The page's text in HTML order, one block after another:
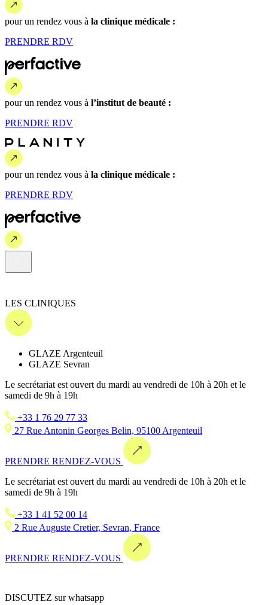
pour un rendez vous à la clinique médicale :
PRENDRE RDV
pour un rendez vous à l’institut de beauté :
PRENDRE RDV
pour un rendez vous à la clinique médicale :
PRENDRE RDV
LES CLINIQUES
GLAZE Argenteuil
GLAZE Sevran
Le secrétariat est ouvert du mardi au vendredi de 10h à 20h et le
samedi de 9h à 19h
+33 1 76 29 77 33
27 Rue Antonin Georges Belin, 95100 Argenteuil
PRENDRE RENDEZ-VOUS
Le secrétariat est ouvert du mardi au vendredi de 10h à 20h et le
samedi de 9h à 19h
+33 1 41 52 00 14
2 Rue Auguste Cretier, Sevran, France
PRENDRE RENDEZ-VOUS
DISCUTEZ sur whatsapp